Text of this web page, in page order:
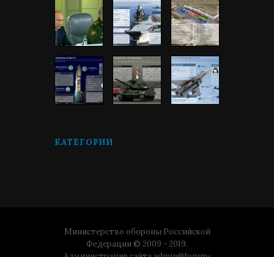
КАТЕГОРИИ
Министерство обороны Российской
Федерации © 2009 - 2019.